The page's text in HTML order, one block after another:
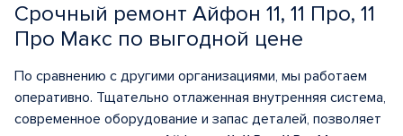
Срочный ремонт Айфон 11, 11 Про, 11
Про Макс по выгодной цене
По сравнению с другими организациями, мы работаем
оперативно. Тщательно отлаженная внутренняя система,
современное оборудование и запас деталей, позволяет